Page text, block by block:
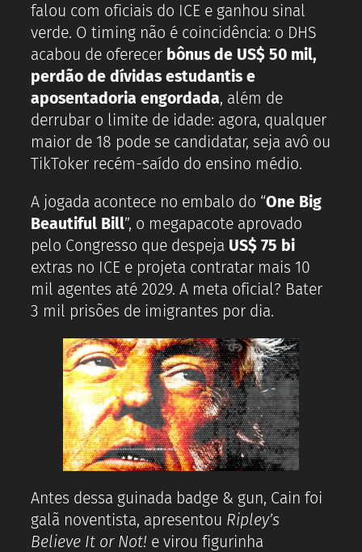
falou com oficiais do ICE e ganhou sinal
verde. O timing não é coincidência: o DHS
acabou de oferecer bônus de US$ 50 mil,
perdão de dívidas estudantis e
aposentadoria engordada, além de
derrubar o limite de idade: agora, qualquer
maior de 18 pode se candidatar, seja avô ou
TikToker recém-saído do ensino médio.
A jogada acontece no embalo do “One Big
Beautiful Bill”, o megapacote aprovado
pelo Congresso que despeja US$ 75 bi
extras no ICE e projeta contratar mais 10
mil agentes até 2029. A meta oficial? Bater
3 mil prisões de imigrantes por dia.
Antes dessa guinada badge & gun, Cain foi
galã noventista, apresentou Ripley’s
Believe It or Not! e virou figurinha